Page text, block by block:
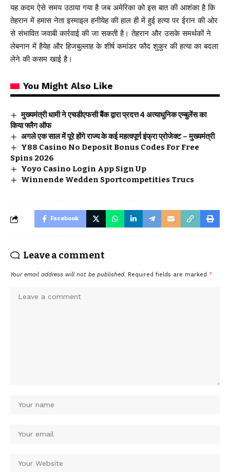
यह कदम ऐसे समय उठाया गया है जब अमेरिका को इस बात की आशंका है कि
तेहरान में हमास नेता इस्माइल हनीयेह की हाल ही में हुई हत्या पर ईरान की ओर
से संभावित जवाबी कार्रवाई की जा सकती है। तेहरान और उसके समर्थकों ने
लेबनान में हैयेह और हिजबुल्लाह के शीर्ष कमांडर फौद शुकुर की हत्या का बदला
लेने की कसम खाई है।
You Might Also Like
मुख्यमंत्री धामी ने एचडीएफसी बैंक द्वारा प्रदत्त 4 अत्याधुनिक एम्बुलेंस का
किया फ्लैग ऑफ
अगले एक साल में पूरे होंगे राज्य के कई महत्वपूर्ण इंफ्रा प्रोजेक्ट – मुख्यमंत्री
Y88 Casino No Deposit Bonus Codes For Free
Spins 2026
Yoyo Casino Login App Sign Up
Winnende Wedden Sportcompetities Trucs
Facebook
Leave a comment
Your email address will not be published. Required fields are marked *